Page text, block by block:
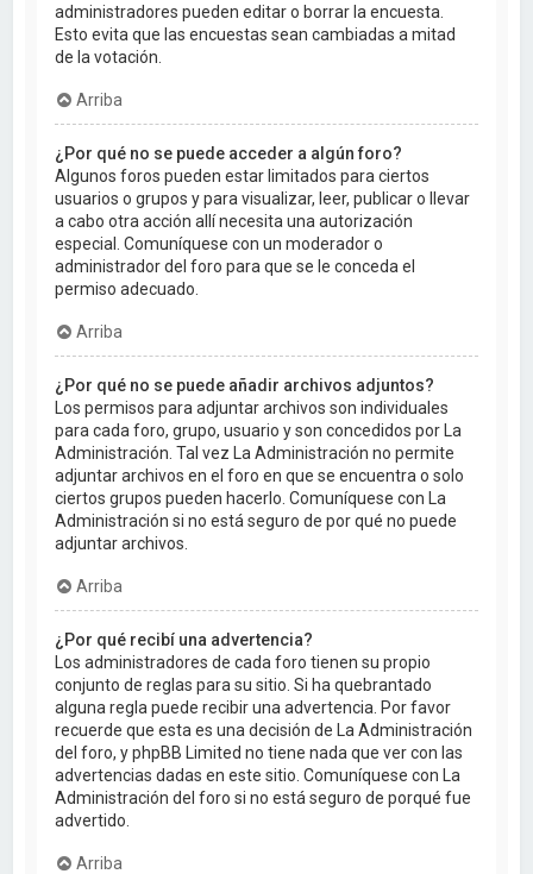
administradores pueden editar o borrar la encuesta.
Esto evita que las encuestas sean cambiadas a mitad
de la votación.
Arriba
¿Por qué no se puede acceder a algún foro?
Algunos foros pueden estar limitados para ciertos
usuarios o grupos y para visualizar, leer, publicar o llevar
a cabo otra acción allí necesita una autorización
especial. Comuníquese con un moderador o
administrador del foro para que se le conceda el
permiso adecuado.
Arriba
¿Por qué no se puede añadir archivos adjuntos?
Los permisos para adjuntar archivos son individuales
para cada foro, grupo, usuario y son concedidos por La
Administración. Tal vez La Administración no permite
adjuntar archivos en el foro en que se encuentra o solo
ciertos grupos pueden hacerlo. Comuníquese con La
Administración si no está seguro de por qué no puede
adjuntar archivos.
Arriba
¿Por qué recibí una advertencia?
Los administradores de cada foro tienen su propio
conjunto de reglas para su sitio. Si ha quebrantado
alguna regla puede recibir una advertencia. Por favor
recuerde que esta es una decisión de La Administración
del foro, y phpBB Limited no tiene nada que ver con las
advertencias dadas en este sitio. Comuníquese con La
Administración del foro si no está seguro de porqué fue
advertido.
Arriba